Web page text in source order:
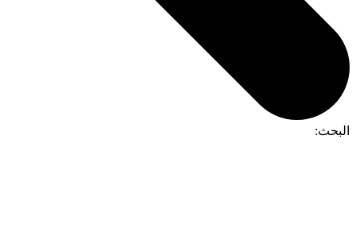
البحث: